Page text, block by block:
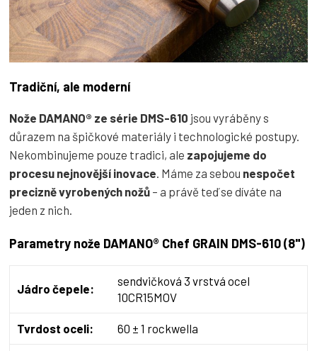
Tradiční, ale moderní
Nože DAMANO® ze série DMS-610 jsou vyráběny s
důrazem na špičkové materiály i technologické postupy.
Nekombinujeme pouze tradici, ale zapojujeme do
procesu nejnovější inovace . Máme za sebou nespočet
precizně vyrobených nožů – a právě teď se díváte na
jeden z nich.
Parametry nože DAMANO® Chef GRAIN DMS-610 (8")
Jádro čepele:
sendvičková 3 vrstvá ocel
10CR15MOV
Tvrdost oceli: 60 ± 1 rockwella